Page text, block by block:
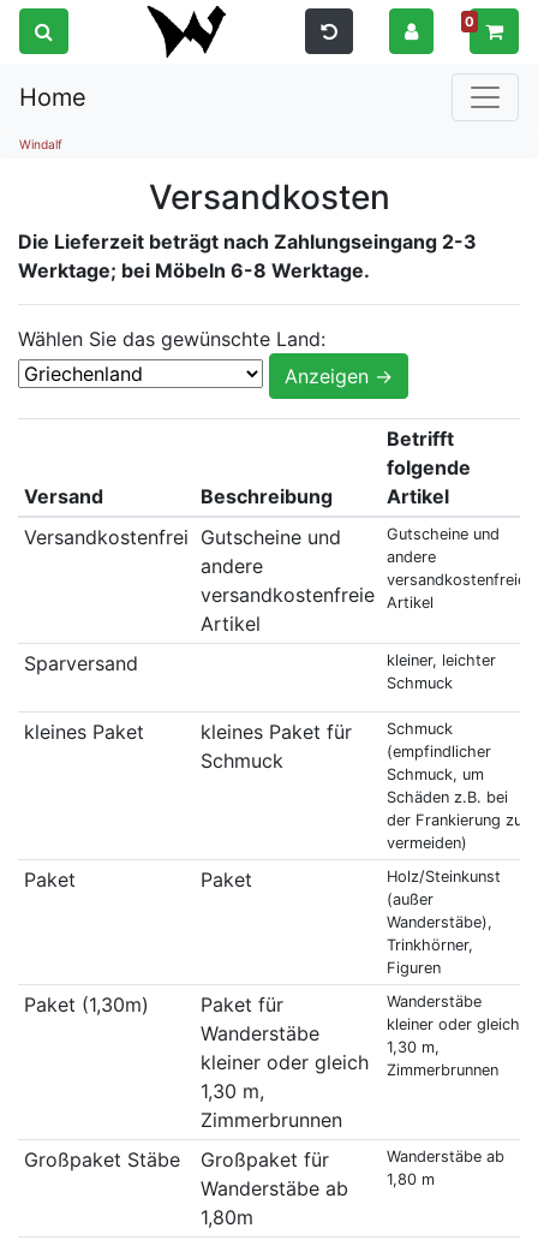
0
Home
Windalf
Versandkosten
Die Lieferzeit beträgt nach Zahlungseingang 2-3
Werktage; bei Möbeln 6-8 Werktage.
Wählen Sie das gewünschte Land:
Versand Beschreibung
Betrifft
folgende
Artikel
Versandkostenfrei Gutscheine und
andere
versandkostenfreie
Artikel
Gutscheine und
andere
versandkostenfreie
Artikel
Sparversand
kleiner, leichter
Schmuck
kleines Paket
kleines Paket für
Schmuck
Schmuck
(empfindlicher
Schmuck, um
Schäden z.B. bei
der Frankierung zu
vermeiden)
Paket Paket
Holz/Steinkunst
(außer
Wanderstäbe),
Trinkhörner,
Figuren
Paket (1,30m)
Paket für
Wanderstäbe
kleiner oder gleich
1,30 m,
Zimmerbrunnen
Wanderstäbe
kleiner oder gleich
1,30 m,
Zimmerbrunnen
Großpaket Stäbe
Großpaket für
Wanderstäbe ab
1,80m
Wanderstäbe ab
1,80 m